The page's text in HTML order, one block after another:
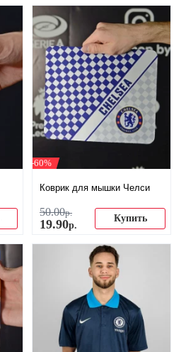
-60%
Коврик для мышки Челси
50.00р.
19.90р.
Купить